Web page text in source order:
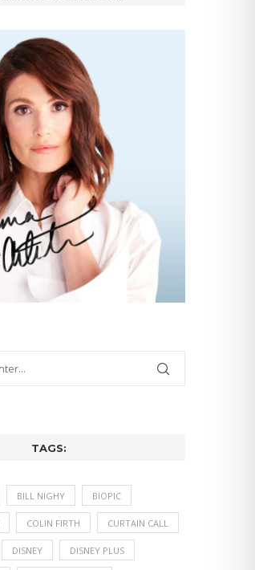
TAGS:
BILL NIGHY BIOPIC
COLIN FIRTH CURTAIN CALL
DISNEY DISNEY PLUS